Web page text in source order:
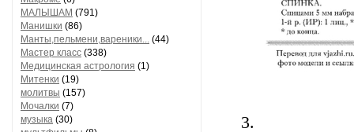
МАЛЫШАМ (791)
Манишки (86)
Манты,пельмени,вареники... (44)
Мастер класс (338)
Медицинская астрология (1)
Митенки (19)
молитвы (157)
Мочалки (7)
музыка (30)
3.